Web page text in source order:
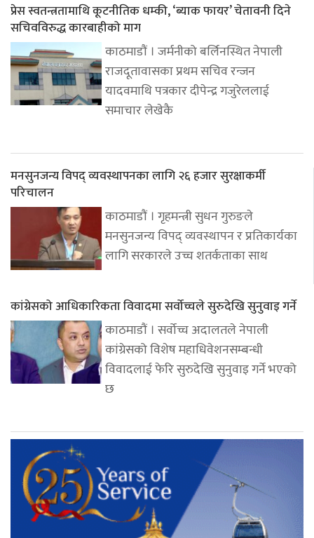
प्रेस स्वतन्त्रतामाथि कूटनीतिक धम्की, ‘ब्याक फायर’ चेतावनी दिने
सचिवविरुद्ध कारबाहीको माग
काठमाडौं । जर्मनीको बर्लिनस्थित नेपाली
राजदूतावासका प्रथम सचिव रन्जन
यादवमाथि पत्रकार दीपेन्द्र गजुरेललाई
समाचार लेखेकै
मनसुनजन्य विपद् व्यवस्थापनका लागि २६ हजार सुरक्षाकर्मी
परिचालन
काठमाडौं । गृहमन्त्री सुधन गुरुङले
मनसुनजन्य विपद् व्यवस्थापन र प्रतिकार्यका
लागि सरकारले उच्च शतर्कताका साथ
कांग्रेसको आधिकारिकता विवादमा सर्वोच्चले सुरुदेखि सुनुवाइ गर्ने
काठमाडौं । सर्वोच्च अदालतले नेपाली
कांग्रेसको विशेष महाधिवेशनसम्बन्धी
विवादलाई फेरि सुरुदेखि सुनुवाइ गर्ने भएको
छ